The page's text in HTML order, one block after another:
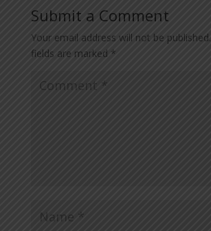
Submit a Comment
Your email address will not be published.
fields are marked *